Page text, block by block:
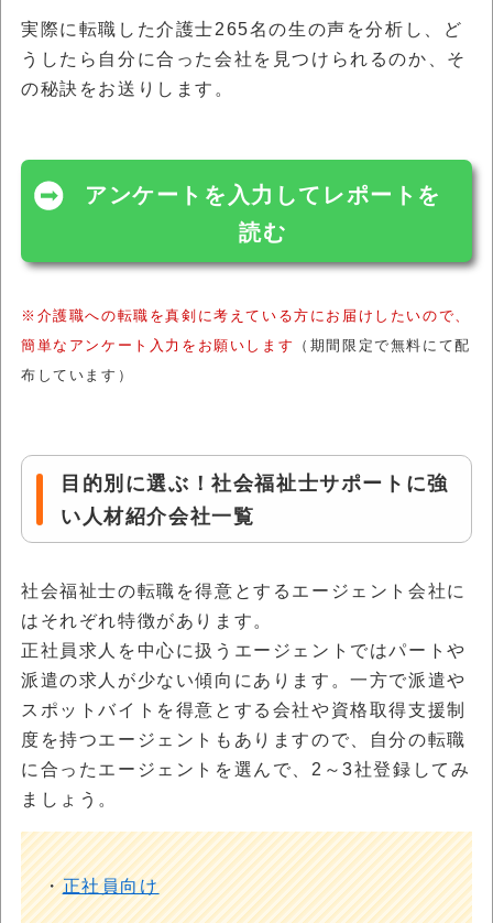
実際に転職した介護士265名の生の声を分析し、ど
うしたら自分に合った会社を見つけられるのか、そ
の秘訣をお送りします。
アンケートを入力してレポートを
読む
※介護職への転職を真剣に考えている方にお届けしたいので、
簡単なアンケート入力をお願いします
（期間限定で無料にて配
布しています）
目的別に選ぶ！社会福祉士サポートに強
い人材紹介会社一覧
社会福祉士の転職を得意とするエージェント会社に
はそれぞれ特徴があります。
正社員求人を中心に扱うエージェントではパートや
派遣の求人が少ない傾向にあります。一方で派遣や
スポットバイトを得意とする会社や資格取得支援制
度を持つエージェントもありますので、自分の転職
に合ったエージェントを選んで、2～3社登録してみ
ましょう。
・正社員向け